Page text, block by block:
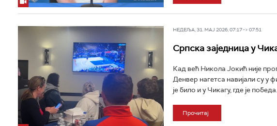
НЕДЕЉА, 31. МАЈ 2026, 07:17 -> 07:51
Српска заједница у
Кад већ Никола Јокић није
Денвер нагетса навијали су у
је било и у Чикагу, где је победа...
Прочитај